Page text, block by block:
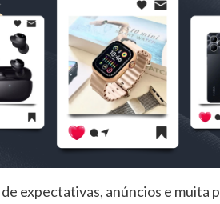
expectativas, anúncios e muita